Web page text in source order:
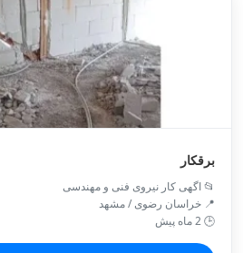
برقکار
📂 اگهی کار نیروی فنی و مهندسی
📍 خراسان رضوی / مشهد
🕒 2 ماه پیش